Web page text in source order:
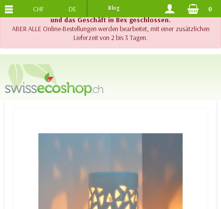
!! Wichtig !! Bis am 20. August 2026 sind der Telefonsupport
und das Geschäft in Bex geschlossen.
ABER ALLE Online-Bestellungen werden bearbeitet, mit einer zusätzlichen
Lieferzeit von 2 bis 3 Tagen.
KOSTENLOSER VERSAND AB 120.-
CHF DE Blog 0